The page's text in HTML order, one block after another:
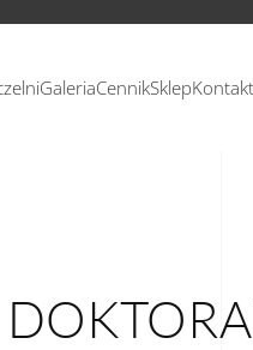
GaleriaCennikSklepKontakt